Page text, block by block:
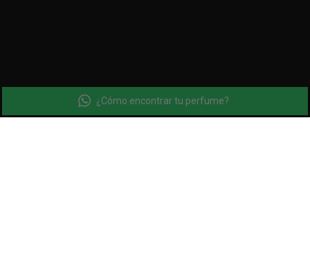
¿Cómo encontrar tu perfume?